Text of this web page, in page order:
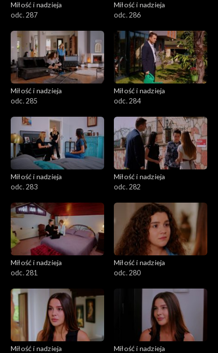
Miłość i nadzieja
odc. 287
Miłość i nadzieja
odc. 286
Miłość i nadzieja
odc. 285
Miłość i nadzieja
odc. 284
Miłość i nadzieja
odc. 283
Miłość i nadzieja
odc. 282
Miłość i nadzieja
odc. 281
Miłość i nadzieja
odc. 280
Miłość i nadzieja
Miłość i nadzieja